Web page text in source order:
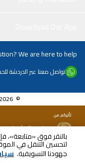
لتحسين التنقل في
جهودنا التسويقية.
We are here to help.
تواصل معنا عبر الدردشة
© 2026 كارفور كل الحقوق محفوظة